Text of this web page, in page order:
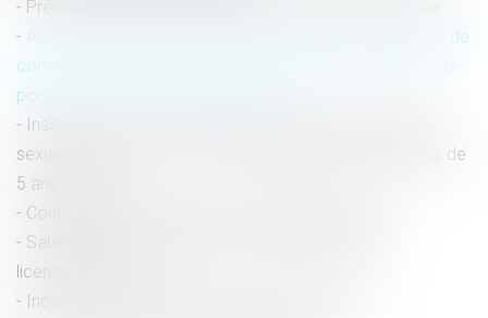
Précisions sur le délit de blanchiment de fraude fiscale
Action en remboursement d’une somme due : absence de
condamnation à une double exécution lorsque les intérêts
portent sur deux périodes distinctes
Inscription au FIJAIS pour les infractions d’agressions
sexuelles sur mineur : pas de dérogation pour les peines de
5 ans ou plus !
Confiscation des scellés et contrôle de légalité
Salarié protégé réintégré et indemnisation pour
licenciement nul
Inceste : le professionnel de santé doit poser